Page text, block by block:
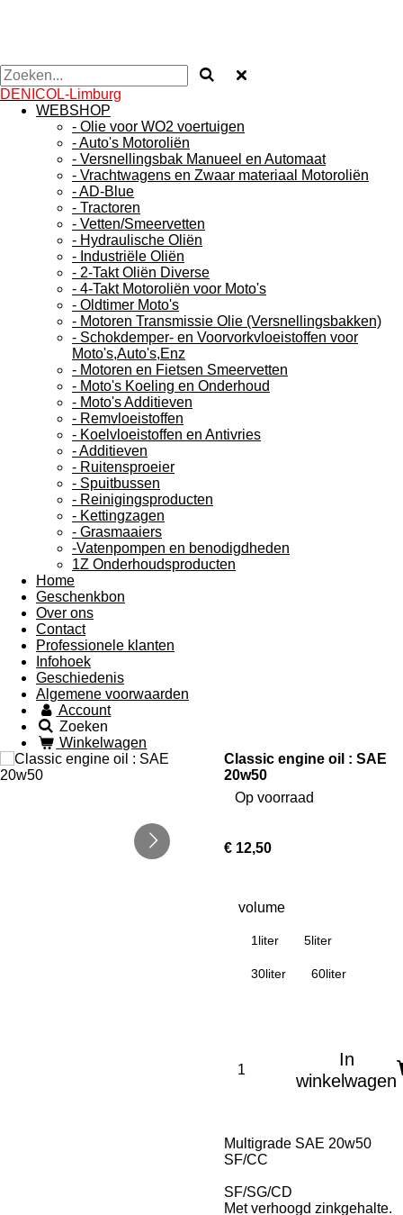
DENICOL-Limburg
WEBSHOP
- Olie voor WO2 voertuigen
- Auto's Motoroliën
- Versnellingsbak Manueel en Automaat
- Vrachtwagens en Zwaar materiaal Motoroliën
- AD-Blue
- Tractoren
- Vetten/Smeervetten
- Hydraulische Oliën
- Industriële Oliën
- 2-Takt Oliën Diverse
- 4-Takt Motoroliën voor Moto's
- Oldtimer Moto's
- Motoren Transmissie Olie (Versnellingsbakken)
- Schokdemper- en Voorvorkvloeistoffen voor
Moto's,Auto's,Enz
- Motoren en Fietsen Smeervetten
- Moto's Koeling en Onderhoud
- Moto's Additieven
- Remvloeistoffen
- Koelvloeistoffen en Antivries
- Additieven
- Ruitensproeier
- Spuitbussen
- Reinigingsproducten
- Kettingzagen
- Grasmaaiers
-Vatenpompen en benodigdheden
1Z Onderhoudsproducten
Home
Geschenkbon
Over ons
Contact
Professionele klanten
Infohoek
Geschiedenis
Algemene voorwaarden
Account
Zoeken
Winkelwagen
Classic engine oil : SAE
20w50
Op voorraad
€ 12,50
volume
1liter 5liter
30liter 60liter
In
winkelwagen
Multigrade SAE 20w50
SF/CC
SF/SG/CD
Met verhoogd zinkgehalte.